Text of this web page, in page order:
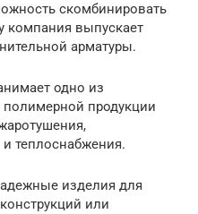
скомбинировать
компания выпускает
арматуры.
одно из
продукции
теплоснабжения.
изделия для
или